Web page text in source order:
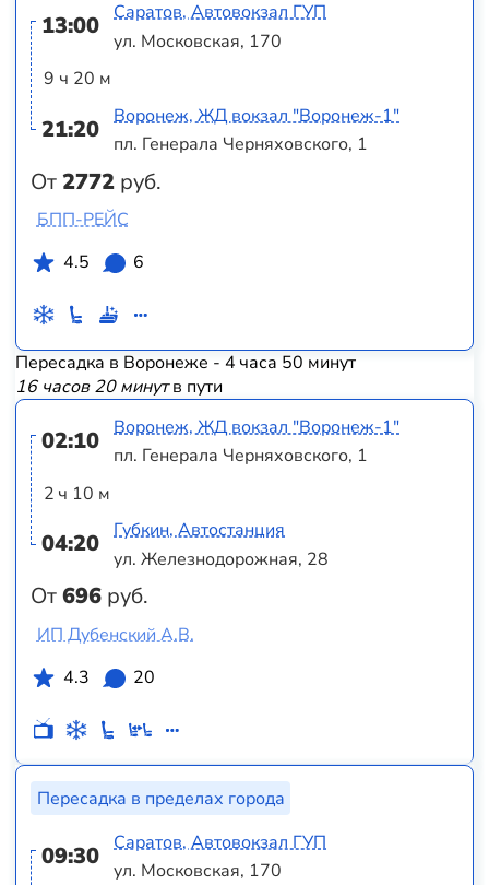
13:00
9 ч 20 м
21:20
От2772 руб.
Саратов, Автовокзал ГУП
ул. Московская, 170
Воронеж, ЖД вокзал "Воронеж-1"
пл. Генерала Черняховского, 1
БПП-РЕЙС
4.5
6
Пересадка в Воронеже - 4 часа 50 минут
16 часов 20 минутв пути
02:10
2 ч 10 м
04:20
От696 руб.
Воронеж, ЖД вокзал "Воронеж-1"
пл. Генерала Черняховского, 1
Губкин, Автостанция
ул. Железнодорожная, 28
ИП Дубенский А.В.
4.3
20
Пересадка в пределах города
09:30
Саратов, Автовокзал ГУП
ул. Московская, 170